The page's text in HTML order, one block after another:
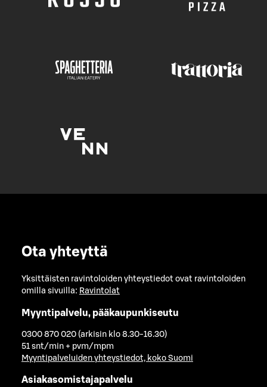
Ota yhteyttä
Yksittäisten ravintoloiden yhteystiedot ovat ravintoloiden
omilla sivuilla: Ravintolat
Myyntipalvelu, pääkaupunkiseutu
0300 870 020 (arkisin klo 8.30-16.30)
51 snt/min + pvm/mpm
Myyntipalveluiden yhteystiedot, koko Suomi
Asiakasomistajapalvelu